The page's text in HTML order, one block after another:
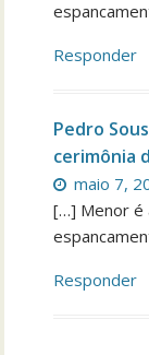
Responder
Pedro
cerimônia
maio 7,
[…] Menor é
Responder